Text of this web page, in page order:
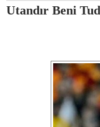
Utandır Beni